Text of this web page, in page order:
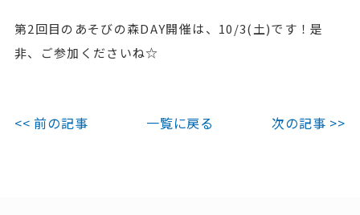
第2回目のあそびの森DAY開催は、10/3(土)です！是
非、ご参加くださいね☆
<< 前の記事 一覧に戻る 次の記事 >>